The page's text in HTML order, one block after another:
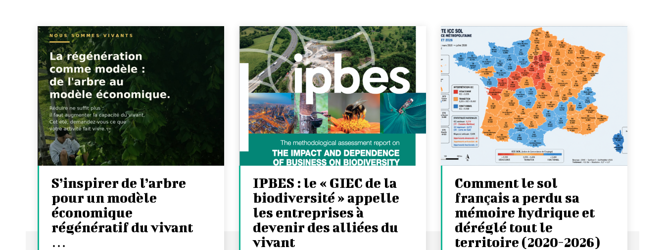
S’inspirer de l’arbre
pour un modèle
économique
régénératif du vivant
…
IPBES : le « GIEC de la
biodiversité » appelle
les entreprises à
devenir des alliées du
vivant
Comment le sol
français a perdu sa
mémoire hydrique et
déréglé tout le
territoire (2020-2026)